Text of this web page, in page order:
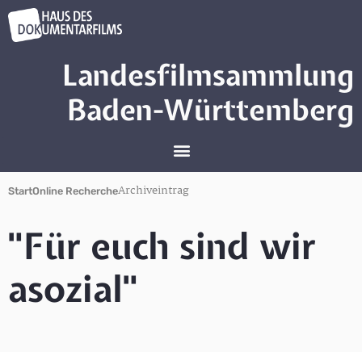
Landesfilmsammlung
Baden-Württemberg
StartOnline RechercheArchiveintrag
"Für euch sind wir
asozial"